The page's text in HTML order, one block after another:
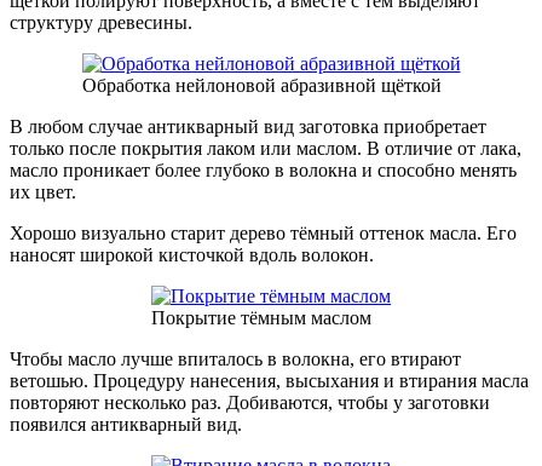
структуру древесины.
Обработка нейлоновой абразивной щёткой
В любом случае антикварный вид заготовка приобретает
только после покрытия лаком или маслом. В отличие от лака,
масло проникает более глубоко в волокна и способно менять
их цвет.
Хорошо визуально старит дерево тёмный оттенок масла. Его
наносят широкой кисточкой вдоль волокон.
Покрытие тёмным маслом
Чтобы масло лучше впиталось в волокна, его втирают
ветошью. Процедуру нанесения, высыхания и втирания масла
повторяют несколько раз. Добиваются, чтобы у заготовки
появился антикварный вид.